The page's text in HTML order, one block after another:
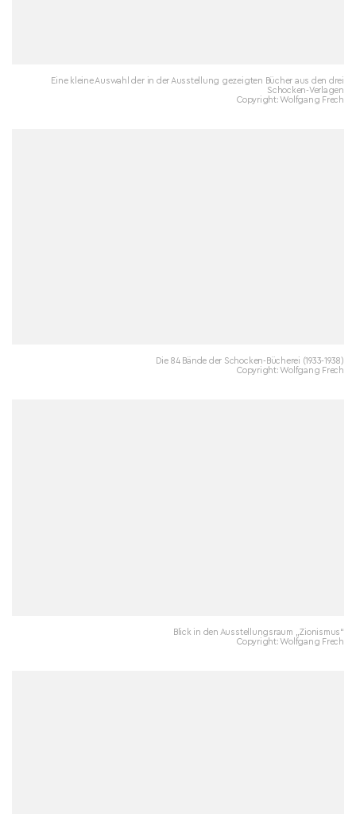
Eine kleine Auswahl der in der Ausstellung gezeigten Bücher aus den drei
Schocken-Verlagen
Copyright: Wolfgang Frech
Die 84 Bände der Schocken-Bücherei (1933-1938)
Copyright: Wolfgang Frech
Blick in den Ausstellungsraum „Zionismus“
Copyright: Wolfgang Frech